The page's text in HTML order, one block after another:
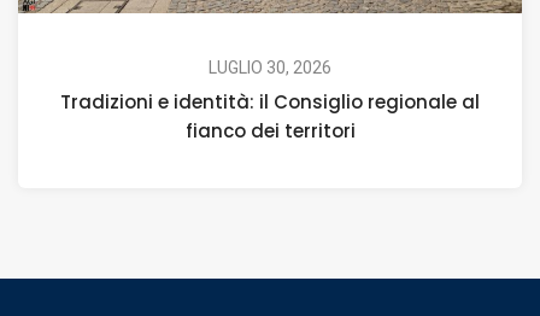
LUGLIO 30, 2026
Tradizioni e identità: il Consiglio regionale al
fianco dei territori